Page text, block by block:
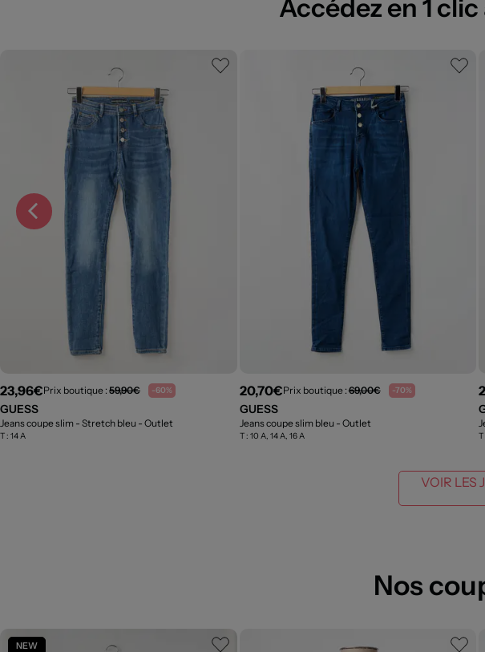
Accédez en 1
23,96€Prix boutique : 59,90€ -60%
GUESS
Jeans coupe slim - Stretch bleu - Outlet
T : 14 A
20,70€Prix boutique :69,00€ -70%
GUESS
Jeans coupe slim bleu - Outlet
T : 10 A, 14 A, 16 A
VOIR LES
Nos
NEW